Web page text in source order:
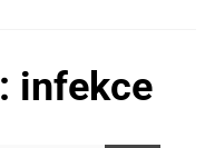
infekce